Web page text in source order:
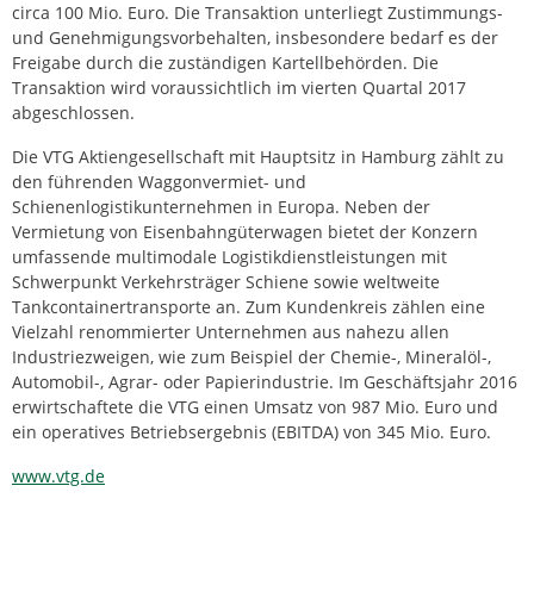
circa 100 Mio. Euro. Die Transaktion unterliegt Zustimmungs-
und Genehmigungsvorbehalten, insbesondere bedarf es der
Freigabe durch die zuständigen Kartellbehörden. Die
Transaktion wird voraussichtlich im vierten Quartal 2017
abgeschlossen.
Die VTG Aktiengesellschaft mit Hauptsitz in Hamburg zählt zu
den führenden Waggonvermiet- und
Schienenlogistikunternehmen in Europa. Neben der
Vermietung von Eisenbahngüterwagen bietet der Konzern
umfassende multimodale Logistikdienstleistungen mit
Schwerpunkt Verkehrsträger Schiene sowie weltweite
Tankcontainertransporte an. Zum Kundenkreis zählen eine
Vielzahl renommierter Unternehmen aus nahezu allen
Industriezweigen, wie zum Beispiel der Chemie-, Mineralöl-,
Automobil-, Agrar- oder Papierindustrie. Im Geschäftsjahr 2016
erwirtschaftete die VTG einen Umsatz von 987 Mio. Euro und
ein operatives Betriebsergebnis (EBITDA) von 345 Mio. Euro.
www.vtg.de